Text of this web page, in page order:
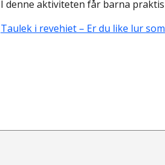
I denne aktiviteten får barna
Taulek i revehiet – Er du like lur